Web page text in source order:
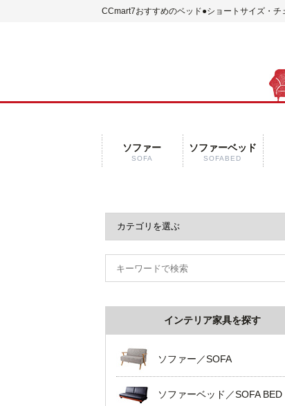
CCmart7おすすめのベッド●ショートサイズ・チ
ソファー
SOFA
ソファーベッド
SOFABED
インテリア家具を探す
ソファー／SOFA
ソファーベッド／SOFA BED